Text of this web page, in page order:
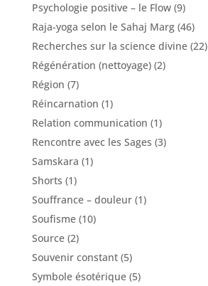
Psychologie positive – le Flow(9)
Raja-yoga selon le Sahaj Marg(46)
Recherches sur la science divine(22)
Régénération (nettoyage)(2)
Région (7)
Réincarnation (1)
Relation communication (1)
Rencontre avec les Sages (3)
Samskara (1)
Shorts (1)
Souffrance – douleur(1)
Soufisme(10)
Source(2)
Souvenir constant(5)
Symbole ésotérique(5)